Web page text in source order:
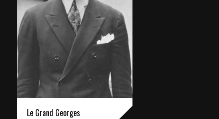
Le Grand Georges